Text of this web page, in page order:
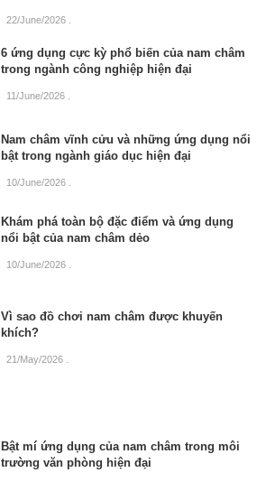
22/June/2026
6 ứng dụng cực kỳ phổ biến của nam châm
trong ngành công nghiệp hiện đại
11/June/2026
Nam châm vĩnh cửu và những ứng dụng nổi
bật trong ngành giáo dục hiện đại
10/June/2026
Khám phá toàn bộ đặc điểm và ứng dụng
nổi bật của nam châm dẻo
10/June/2026 .
Vì sao đồ chơi nam châm được khuyến
khích?
21/May/2026
Bật mí ứng dụng của nam châm trong môi
trường văn phòng hiện đại